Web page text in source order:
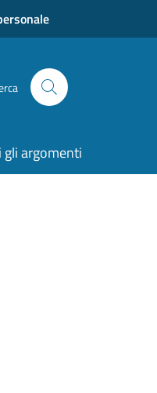
gli argomenti